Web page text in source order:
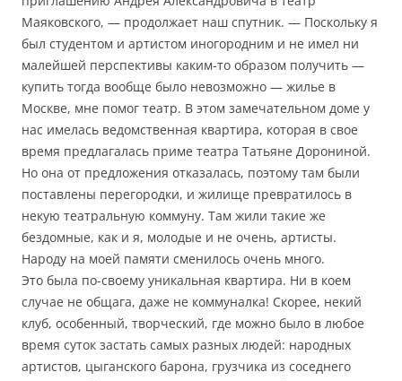
Маяковского, — продолжает наш спутник. — Поскольку я
был студентом и артистом иногородним и не имел ни
малейшей перспективы каким-то образом получить —
купить тогда вообще было невозможно — жилье в
Москве, мне помог театр. В этом замечательном доме у
нас имелась ведомственная квартира, которая в свое
время предлагалась приме театра Татьяне Дорониной.
Но она от предложения отказалась, поэтому там были
поставлены перегородки, и жилище превратилось в
некую театральную коммуну. Там жили такие же
бездомные, как и я, молодые и не очень, артисты.
Народу на моей памяти сменилось очень много.
Это была по-своему уникальная квартира. Ни в коем
случае не общага, даже не коммуналка! Скорее, некий
клуб, особенный, творческий, где можно было в любое
время суток застать самых разных людей: народных
артистов, цыганского барона, грузчика из соседнего